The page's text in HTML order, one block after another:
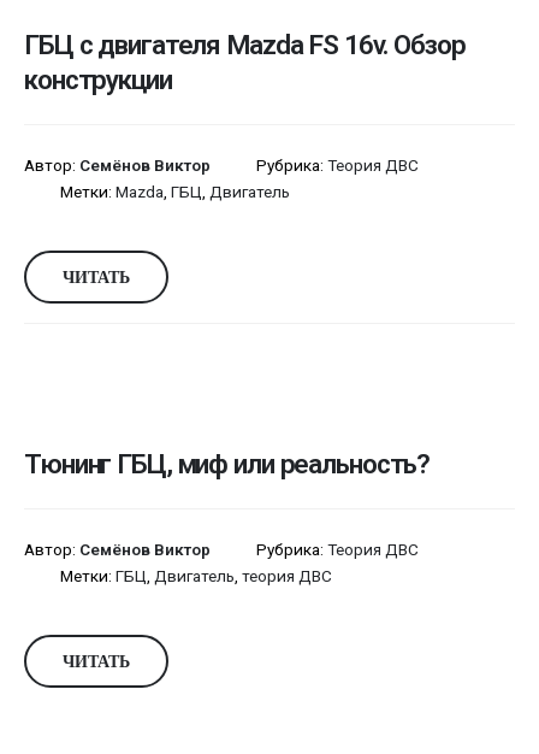
ГБЦ с двигателя Mazda FS 16v. Обзор
конструкции
Автор: Семёнов Виктор Рубрика: Теория ДВС
Метки: Mazda ГБЦ Двигатель
ЧИТАТЬ
Тюнинг ГБЦ, миф или реальность?
Автор: Семёнов Виктор Рубрика: Теория ДВС
Метки: ГБЦ Двигатель теория ДВС
ЧИТАТЬ